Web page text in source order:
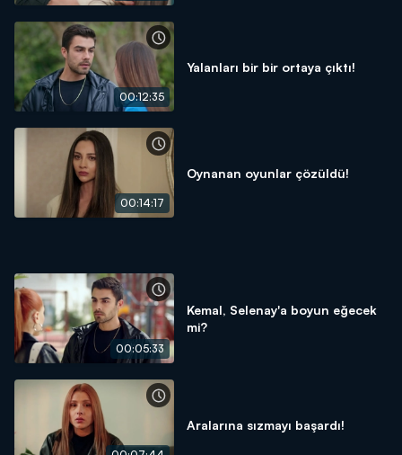
00:12:35
Yalanları bir bir ortaya çıktı!
00:14:17
Oynanan oyunlar çözüldü!
00:05:33
Kemal, Selenay'a boyun eğecek
mi?
Aralarına sızmayı başardı!